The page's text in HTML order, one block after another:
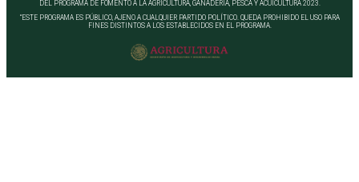
DEL PROGRAMA DE FOMENTO A LA AGRICULTURA, GANADERIA, PESCA Y ACUICULTURA 2023.
“ESTE PROGRAMA ES PÚBLICO, AJENO A CUALQUIER PARTIDO POLÍTICO. QUEDA PROHIBIDO EL USO PARA
FINES DISTINTOS A LOS ESTABLECIDOS EN EL PROGRAMA.